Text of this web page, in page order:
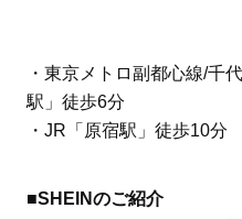
・東京メトロ副都心線/千
駅」徒歩6分
・JR「原宿駅」徒歩10分
■SHEINのご紹介